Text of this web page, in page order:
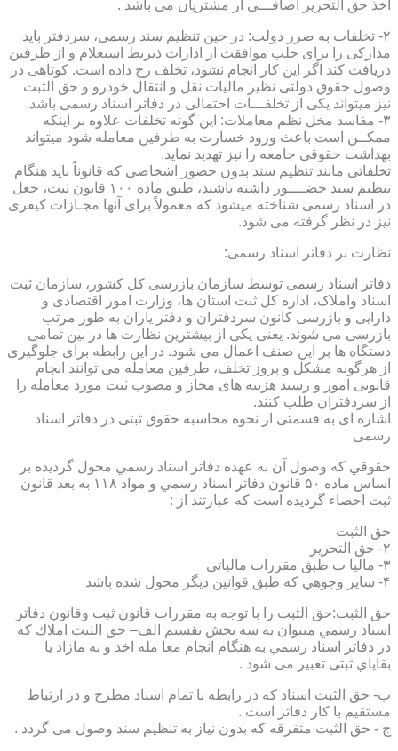
اخذ حق التحریر اضافـــی از مشتریان می باشد .
۲- تخلفات به ضرر دولت: در حین تنظیم سند رسمی، سردفتر باید
مدارکی را برای جلب موافقت از ادارات ذیربط استعلام و از طرفین
دریافت کند اگر این کار انجام نشود، تخلف رخ داده است. کوتاهی در
وصول حقوق دولتی نظیر مالیات نقل و انتقال خودرو و حق الثبت
نیز میتواند یکی از تخلفـــات احتمالی در دفاتر اسناد رسمی باشد.
۳- مفاسد مخل نظم معاملات: این گونه تخلفات علاوه بر اینکه
ممکــن است باعث ورود خسارت به طرفین معامله شود میتواند
بهداشت حقوقی جامعه را نیز تهدید نماید.
تخلفاتی مانند تنظیم سند بدون حضور اشخاصی که قانوناً باید هنگام
تنظیم سند حضــــور داشته باشند، طبق ماده ۱۰۰ قانون ثبت، جعل
در اسناد رسمی شناخته میشود که معمولاً برای آنها مجـازات کیفری
نیز در نظر گرفته می شود.
نظارت بر دفاتر اسناد رسمی:
دفاتر اسناد رسمی توسط سازمان بازرسی کل کشور، سازمان ثبت
اسناد واملاک، اداره کل ثبت استان ها، وزارت امور اقتصادی و
دارایی و بازرسی کانون سردفتران و دفتر یاران به طور مرتب
بازرسی می شوند. یعنی یکی از بیشترین نظارت ها در بین تمامی
دستگاه ها بر این صنف اعمال می شود. در این رابطه برای جلوگیری
از هرگونه مشکل و بروز تخلف، طرفین معامله می توانند انجام
قانونی امور و رسید هزینه های مجاز و مصوب ثبت مورد معامله را
از سردفتران طلب کنند.
اشاره ای به قسمتی از نحوه محاسبه حقوق ثبتی در دفاتر اسناد
رسمی
حقوقي كه وصول آن به عهده دفاتر اسناد رسمي محول گرديده بر
اساس ماده ۵۰ قانون دفاتر اسناد رسمي و مواد ۱۱۸ به بعد قانون
ثبت احصاء گرديده است كه عبارتند از :
حق الثبت
۲- حق التحرير
۳- ماليا ت طبق مقررات مالياتي
۴- ساير وجوهي كه طبق قوانين ديگر محول شده باشد
حق الثبت:حق الثبت را با توجه به مقررات قانون ثبت وقانون دفاتر
اسناد رسمي ميتوان به سه بخش تقسيم الف– حق الثبت املاك كه
در دفاتر اسناد رسمي به هنگام انجام معا مله اخذ و به مازاد يا
بقاياي ثبتی تعبیر می شود .
ب- حق الثبت اسناد كه در رابطه با تمام اسناد مطرح و در ارتباط
مستقيم با كار دفاتر است .
ج - حق الثبت متفرقه كه بدون نياز به تنظیم سند وصول می گردد .